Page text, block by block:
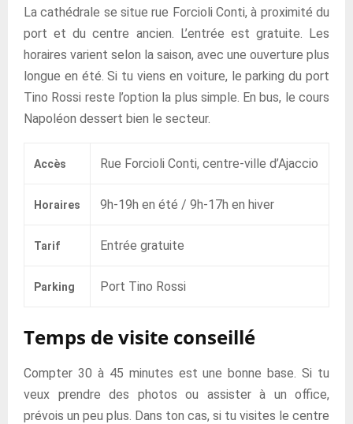
La cathédrale se situe rue Forcioli Conti, à proximité du
port et du centre ancien. L’entrée est gratuite. Les
horaires varient selon la saison, avec une ouverture plus
longue en été. Si tu viens en voiture, le parking du port
Tino Rossi reste l’option la plus simple. En bus, le cours
Napoléon dessert bien le secteur.
Accès Rue Forcioli Conti, centre-ville d’Ajaccio
Horaires 9h-19h en été / 9h-17h en hiver
Tarif Entrée gratuite
Parking Port Tino Rossi
Temps de visite conseillé
Compter 30 à 45 minutes est une bonne base. Si tu
veux prendre des photos ou assister à un office,
prévois un peu plus. Dans ton cas, si tu visites le centre